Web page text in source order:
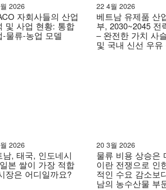
2026
자회사들의 산업
및 사업 현황: 통합
-물류-농업 모델
22 4월 2026
베트남 유제품 산
부, 2030~2045 전
– 완전한 가치 사
및 국내 신선 우유
2026
남, 태국, 인도네시
본 쌀이 가장 적합
장은 어디일까요?
20 3월 2026
물류 비용 상승은
이란 전쟁으로 인
적인 수요 감소보
남의 농수산물 부